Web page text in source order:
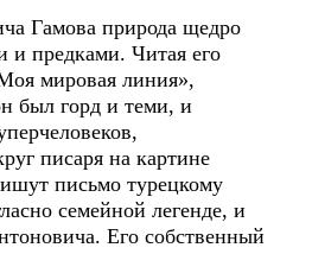
Гамова природа щедро
и предками. Читая его
мировая линия»,
был горд и теми, и
писаря на картине
письмо турецкому
семейной легенде, и
Его собственный